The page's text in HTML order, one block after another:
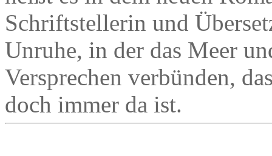
Schriftstellerin und
Unruhe, in der das Meer
Versprechen verbünden,
doch immer da ist.